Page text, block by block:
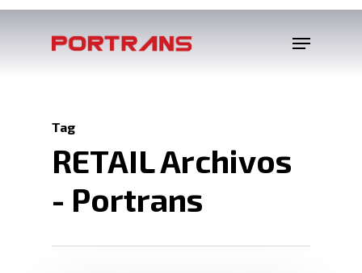
Tag
RETAIL Archivos
- Portrans